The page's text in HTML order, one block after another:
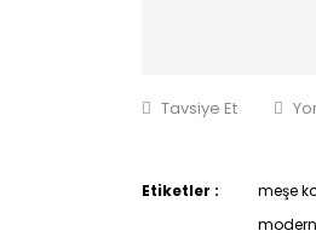
Tavsiye Et
Etiketler : meşe
modern